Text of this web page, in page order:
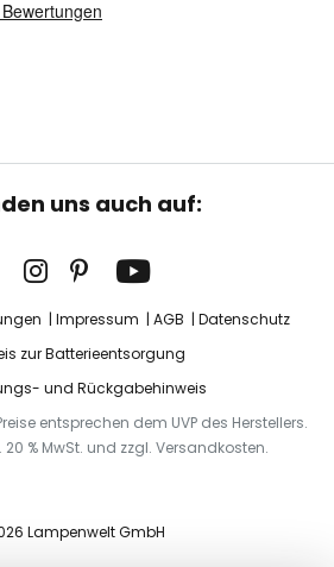
uns auch auf:
Impressum AGB
Datenschutz
zur Batterieentsorgung
und Rückgabehinweis
entsprechen dem UVP des Herstellers.
20 % MwSt. und zzgl. Versandkosten.
Lampenwelt GmbH